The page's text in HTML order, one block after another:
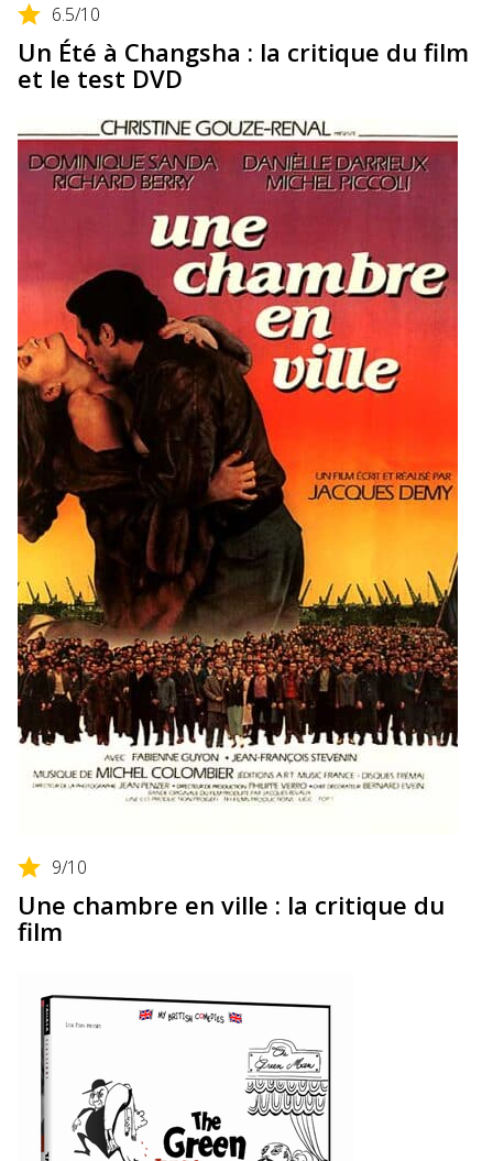
6.5/10
Un Été à Changsha : la critique du film
et le test DVD
9/10
Une chambre en ville : la critique du
film